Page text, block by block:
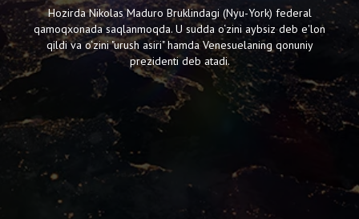
Hozirda Nikolas Maduro Bruklindagi (Nyu-York) federal
qamoqxonada saqlanmoqda. U sudda o‘zini aybsiz deb e'lon
qildi va o‘zini "urush asiri" hamda Venesuelaning qonuniy
prezidenti deb atadi.